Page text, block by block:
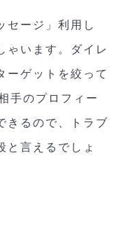
セージ」利用し
ゃいます。ダイレ
ーゲットを絞って
手のプロフィー
きるので、トラブ
と言えるでしょ